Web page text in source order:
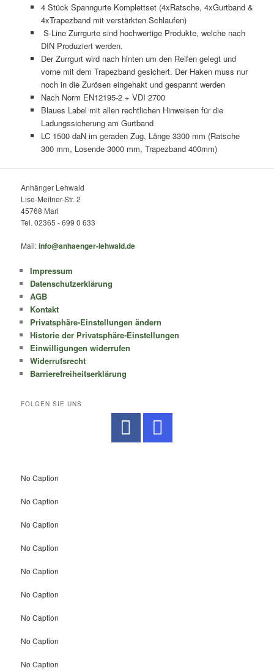
4 Stück Spanngurte Komplettset (4xRatsche, 4xGurtband &
4xTrapezband mit verstärkten Schlaufen)
S-Line Zurrgurte sind hochwertige Produkte, welche nach
DIN Produziert werden.
Der Zurrgurt wird nach hinten um den Reifen gelegt und
vorne mit dem Trapezband gesichert. Der Haken muss nur
noch in die Zurösen eingehakt und gespannt werden
Nach Norm EN12195-2 + VDI 2700
Blaues Label mit allen rechtlichen Hinweisen für die
Ladungssicherung am Gurtband
LC 1500 daN im geraden Zug, Länge 3300 mm (Ratsche
300 mm, Losende 3000 mm, Trapezband 400mm)
Anhänger Lehwald
Lise-Meitner-Str. 2
45768 Marl
Tel. 02365 - 699 0 633
Mail:info@anhaenger-lehwald.de
Impressum
Datenschutzerklärung
AGB
Kontakt
Privatsphäre-Einstellungen ändern
Historie der Privatsphäre-Einstellungen
Einwilligungen widerrufen
Widerrufsrecht
Barrierefreiheitserklärung
FOLGEN SIE UNS
No Caption
No Caption
No Caption
No Caption
No Caption
No Caption
No Caption
No Caption
No Caption